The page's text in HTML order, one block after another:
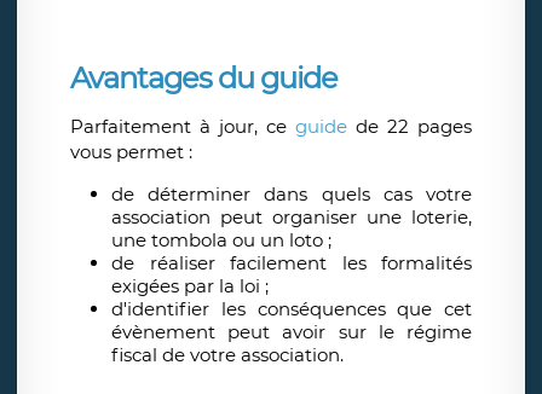
Avantages du guide
Parfaitement à jour, ce guide de 22 pages
vous permet :
de déterminer dans quels cas votre
association peut organiser une loterie,
une tombola ou un loto ;
de réaliser facilement les formalités
exigées par la loi ;
d'identifier les conséquences que cet
évènement peut avoir sur le régime
fiscal de votre association.